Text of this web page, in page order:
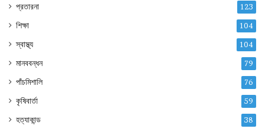
প্রতারনা 123
শিক্ষা 104
স্বাস্থ্য 104
মানববন্ধন 79
পাঁচমিশালি 76
কৃষিবার্তা 59
হত্যাকান্ড 38